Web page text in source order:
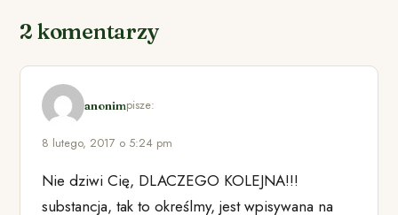
2 komentarzy
anonimpisze:
8 lutego, 2017 o 5:24 pm
Nie dziwi Cię, DLACZEGO KOLEJNA!!!
substancja, tak to określmy, jest wpisywana na